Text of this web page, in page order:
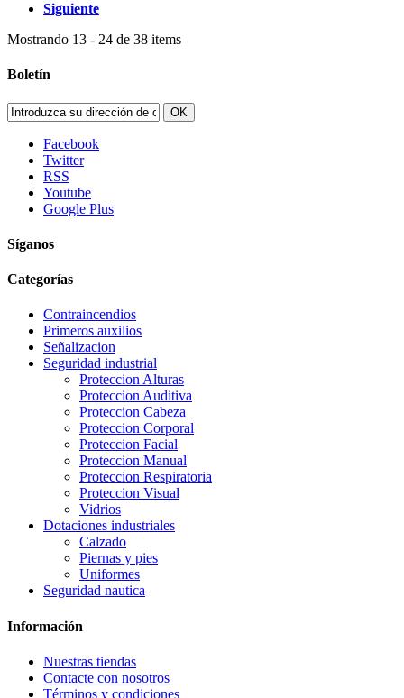
Siguiente
Mostrando 13 - 24 de 38 items
Boletín
OK
Facebook
Twitter
RSS
Youtube
Google Plus
Síganos
Categorías
Contraincendios
Primeros auxilios
Señalizacion
Seguridad industrial
Proteccion Alturas
Proteccion Auditiva
Proteccion Cabeza
Proteccion Corporal
Proteccion Facial
Proteccion Manual
Proteccion Respiratoria
Proteccion Visual
Vidrios
Dotaciones industriales
Calzado
Piernas y pies
Uniformes
Seguridad nautica
Información
Nuestras tiendas
Contacte con nosotros
Términos y condiciones